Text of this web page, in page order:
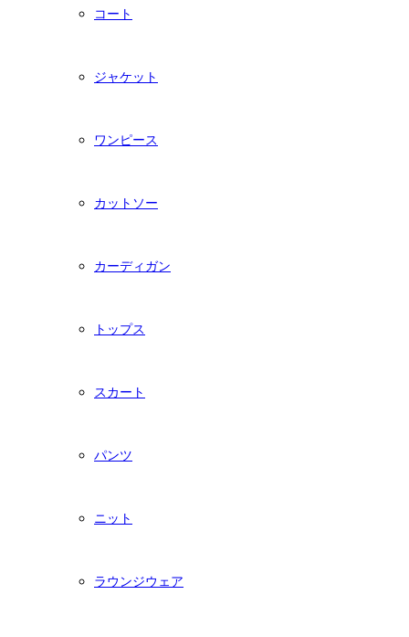
コート
ジャケット
ワンピース
カットソー
カーディガン
トップス
スカート
パンツ
ニット
ラウンジウェア